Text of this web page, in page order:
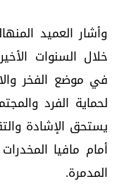
وأشار العميد
خلال السنوات
في موضع الفخر
لحماية الفرد
يستحق الإشادة
أمام مافيا
المدمرة.